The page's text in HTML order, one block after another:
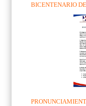
BICENTENARIO